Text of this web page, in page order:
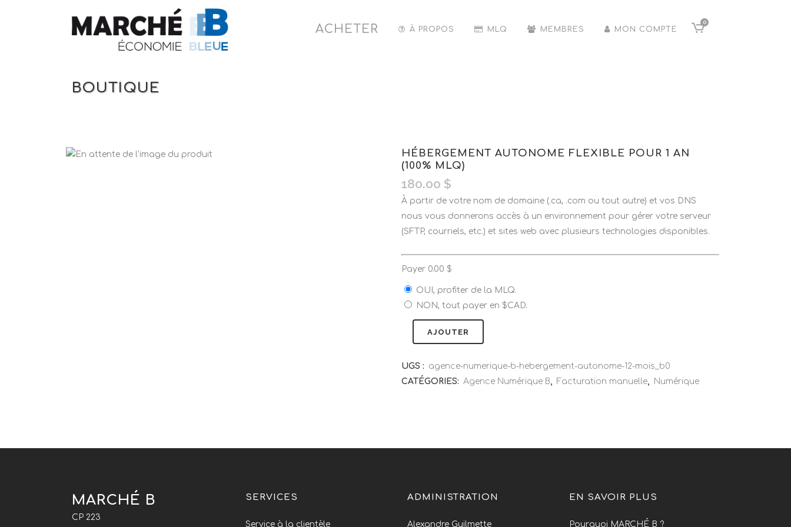
0
ACHETER À PROPOS MLQ MEMBRES MON COMPTE
BOUTIQUE
HÉBERGEMENT AUTONOME FLEXIBLE POUR 1 AN
(100% MLQ)
180.00 $
À partir de votre nom de domaine (.ca, .com ou tout autre) et vos DNS
nous vous donnerons accès à un environnement pour gérer votre serveur
(SFTP, courriels, etc.) et sites web avec plusieurs technologies disponibles.
Payer 0.00 $
OUI, profiter de la MLQ.
NON, tout payer en $CAD.
AJOUTER
UGS : agence-numerique-b-hebergement-autonome-12-mois_b0
CATÉGORIES: Agence Numérique B, Facturation manuelle, Numérique
MARCHÉ B
CP 223
SERVICES
Service à la clientèle
ADMINISTRATION
Alexandre Guilmette
EN SAVOIR PLUS
Pourquoi MARCHÉ B ?